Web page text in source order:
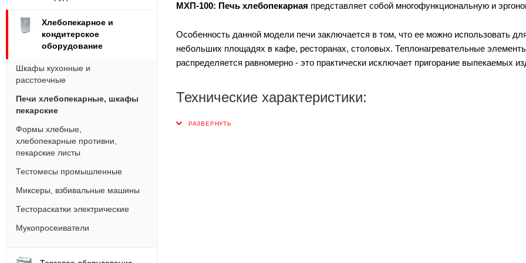
МХП-100: Печь хлебопекарная представляет собой многофункциональную и
Особенность данной модели печи заключается в том, что ее можно использовать
небольших площадях в кафе, ресторанах, столовых. Теплонагревательные
распределяется равномерно - это практически исключает пригорание выпекаемых
Технические характеристики:
Хлебопекарное и
кондитерское
оборудование
Шкафы кухонные и
расстоечные
Печи хлебопекарные, шкафы
пекарские
Формы хлебные,
хлебопекарные противни,
пекарские листы
Тестомесы промышленные
Миксеры, взбивальные машины
Тестораскатки электрические
Мукопросеиватели